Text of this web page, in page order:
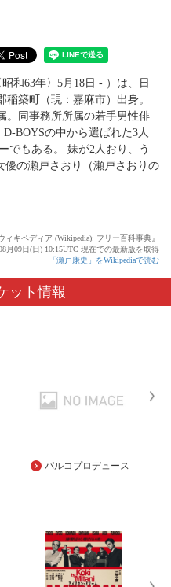
和63年〉5月18日 - ）は、日
築町（現：嘉麻市）出身。
。同事務所所属の若手男性俳
BOYSの中から選ばれた3人
でもある。 妹が2人おり、う
優の瀬戸さおり（瀬戸さおりの
ィキペディア (Wikipedia): フリー百科事典』
月09日(日) 10:15UTC 現在での最新版を取得
「瀬戸康史」をWikipediaで読む
ット情報
パルコプロデュース